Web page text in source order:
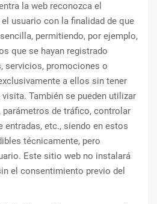
la web reconozca el
usuario con la finalidad de que
permitiendo, por ejemplo,
que se hayan registrado
servicios, promociones o
a ellos sin tener
También se pueden utilizar
parámetros de tráfico, controlar
entradas, etc., siendo en estos
técnicamente, pero
Este sitio web no instalará
el consentimiento previo del